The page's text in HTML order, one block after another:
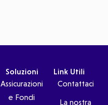
Soluzioni
Assicurazioni
e Fondi
Link Utili
Contattaci
La nostra